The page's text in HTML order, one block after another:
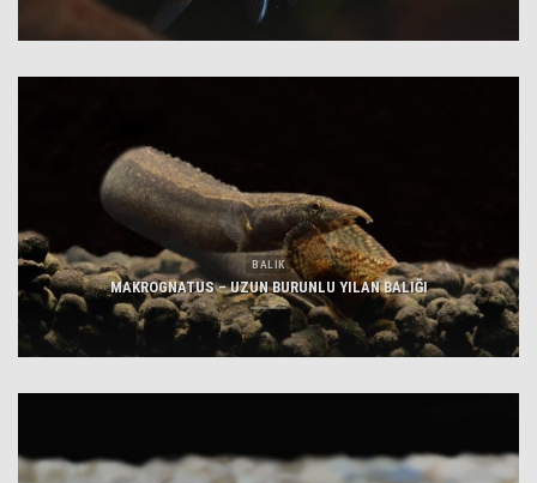
BALIK
MAKROGNATUS – UZUN BURUNLU YILAN BALIĞI